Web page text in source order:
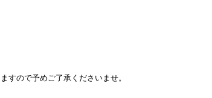
すので予めご了承くださいませ。